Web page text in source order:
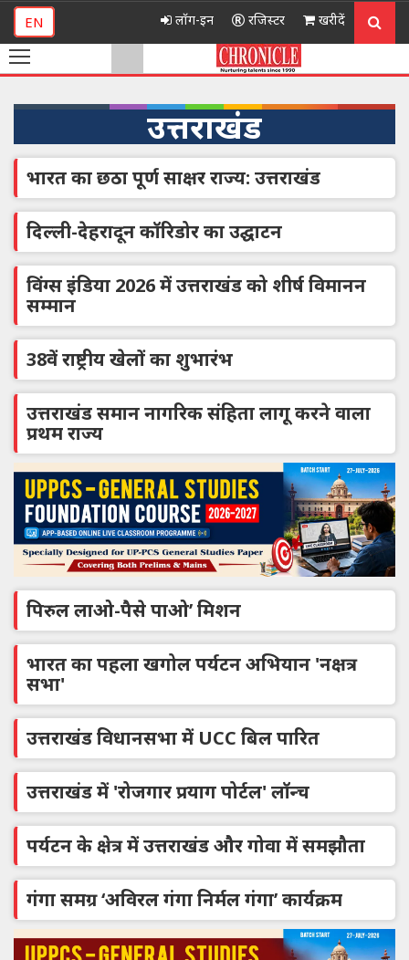
EN लॉग-इन रजिस्टर खरीदें
उत्तराखंड
भारत का छठा पूर्ण साक्षर राज्य: उत्तराखंड
दिल्ली-देहरादून कॉरिडोर का उद्घाटन
विंग्स इंडिया 2026 में उत्तराखंड को शीर्ष विमानन
सम्मान
38वें राष्ट्रीय खेलों का शुभारंभ
उत्तराखंड समान नागरिक संहिता लागू करने वाला
प्रथम राज्य
पिरुल लाओ-पैसे पाओ’ मिशन
भारत का पहला खगोल पर्यटन अभियान 'नक्षत्र
सभा'
उत्तराखंड विधानसभा में UCC बिल पारित
उत्तराखंड में 'रोजगार प्रयाग पोर्टल' लॉन्च
पर्यटन के क्षेत्र में उत्तराखंड और गोवा में समझौता
गंगा समग्र ‘अविरल गंगा निर्मल गंगा’ कार्यक्रम